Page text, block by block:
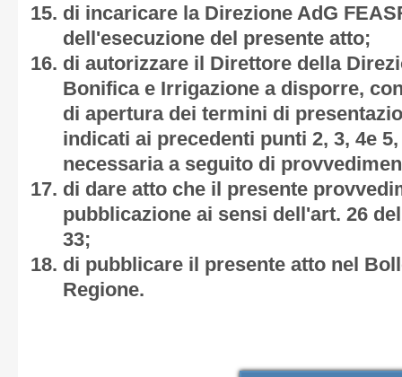
di incaricare la Direzione AdG
dell'esecuzione del presente atto;
di autorizzare il Direttore della
Bonifica e Irrigazione a disporre,
di apertura dei termini di
indicati ai precedenti punti 2, 3, 4e
necessaria a seguito di
di dare atto che il presente
pubblicazione ai sensi dell'art. 26
33;
di pubblicare il presente atto nel
Regione.